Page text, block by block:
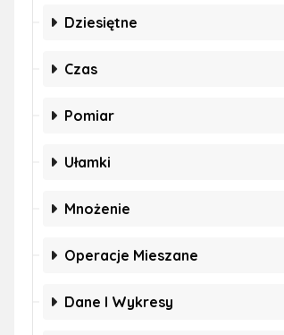
Dziesiętne
Czas
Pomiar
Ułamki
Mnożenie
Operacje Mieszane
Dane I Wykresy